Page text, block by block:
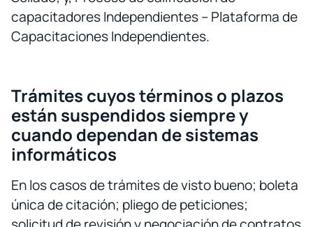
capacitadores Independientes – Plataforma de
Capacitaciones Independientes.
Trámites cuyos términos o plazos
están suspendidos siempre y
cuando dependan de sistemas
informáticos
En los casos de trámites de visto bueno; boleta
única de citación; pliego de peticiones;